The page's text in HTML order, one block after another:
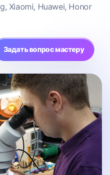
Xiaomi, Huawei, Honor
Задать вопрос мастеру